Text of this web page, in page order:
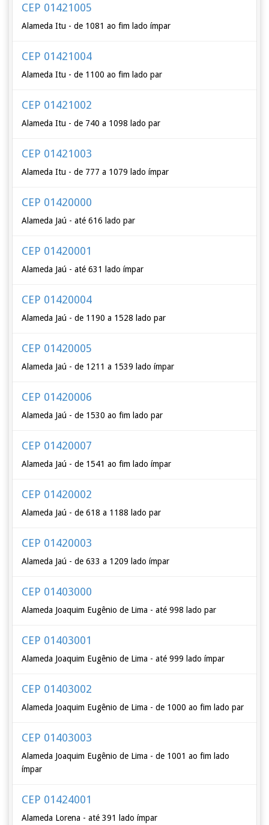
CEP 01421005
Alameda Itu - de 1081 ao fim lado ímpar
CEP 01421004
Alameda Itu - de 1100 ao fim lado par
CEP 01421002
Alameda Itu - de 740 a 1098 lado par
CEP 01421003
Alameda Itu - de 777 a 1079 lado ímpar
CEP 01420000
Alameda Jaú - até 616 lado par
CEP 01420001
Alameda Jaú - até 631 lado ímpar
CEP 01420004
Alameda Jaú - de 1190 a 1528 lado par
CEP 01420005
Alameda Jaú - de 1211 a 1539 lado ímpar
CEP 01420006
Alameda Jaú - de 1530 ao fim lado par
CEP 01420007
Alameda Jaú - de 1541 ao fim lado ímpar
CEP 01420002
Alameda Jaú - de 618 a 1188 lado par
CEP 01420003
Alameda Jaú - de 633 a 1209 lado ímpar
CEP 01403000
Alameda Joaquim Eugênio de Lima - até 998 lado par
CEP 01403001
Alameda Joaquim Eugênio de Lima - até 999 lado ímpar
CEP 01403002
Alameda Joaquim Eugênio de Lima - de 1000 ao fim lado par
CEP 01403003
Alameda Joaquim Eugênio de Lima - de 1001 ao fim lado
ímpar
CEP 01424001
Alameda Lorena - até 391 lado ímpar